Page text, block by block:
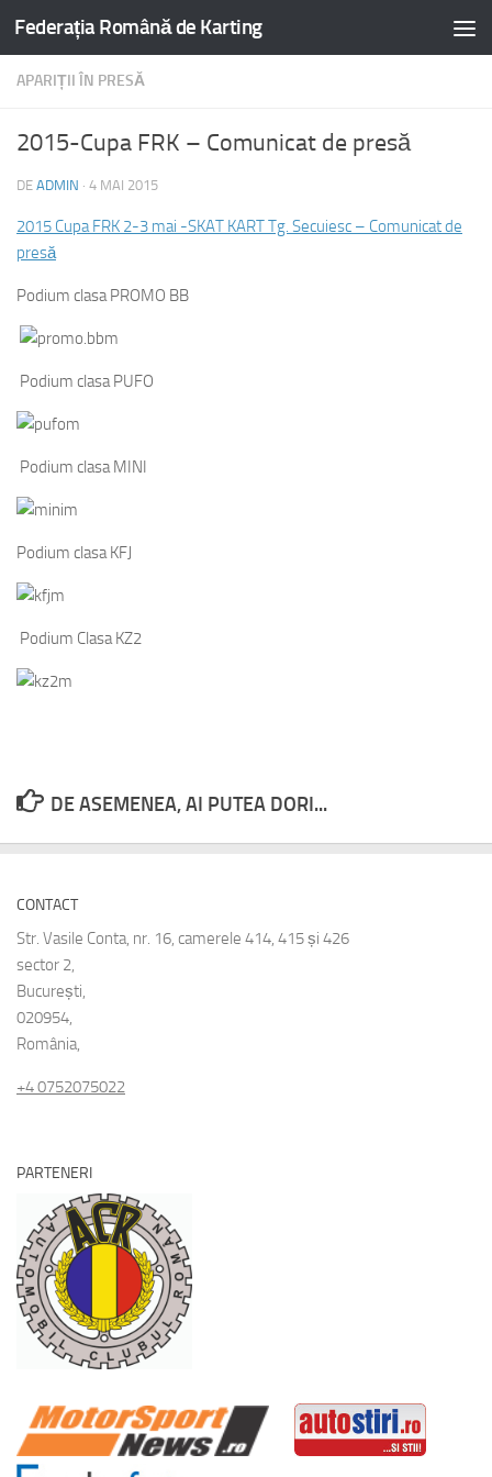
Federația Română de Karting
APARIȚII ÎN PRESĂ
2015-Cupa FRK – Comunicat de presă
DE ADMIN · 4 MAI 2015
2015 Cupa FRK 2-3 mai -SKAT KART Tg. Secuiesc – Comunicat de
presă
Podium clasa PROMO BB
Podium clasa PUFO
Podium clasa MINI
Podium clasa KFJ
Podium Clasa KZ2
DE ASEMENEA, AI PUTEA DORI...
CONTACT
Str. Vasile Conta, nr. 16, camerele 414, 415 și 426
sector 2,
București,
020954,
România,
+4 0752075022
PARTENERI